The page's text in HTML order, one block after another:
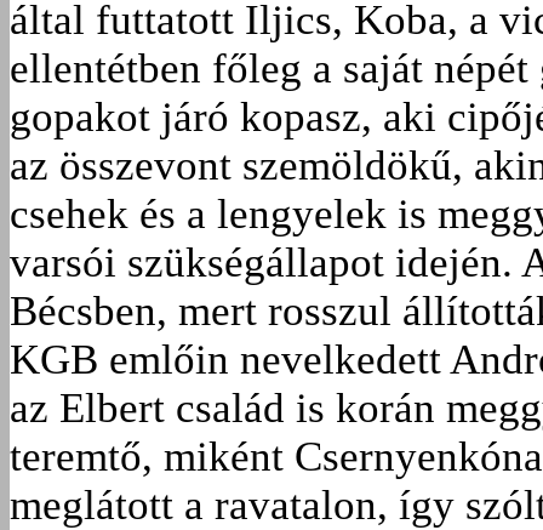
által futtatott Iljics, Koba, a
ellentétben főleg a saját
gopakot járó kopasz, aki
az összevont szemöldökű,
csehek és a lengyelek is
varsói szükségállapot idején.
Bécsben, mert rosszul
KGB emlőin nevelkedett
az Elbert család is korán
teremtő, miként
meglátott a ravatalon, így